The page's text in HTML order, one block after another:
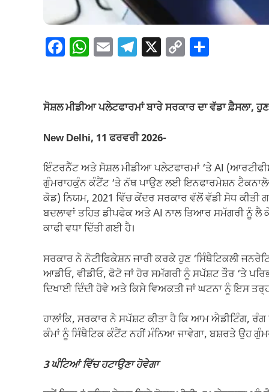
F
e
o
o
k
W
s
p
p
E T
gr
m
X C
y
k
e
ਸੋਸ਼ਲ ਮੀਡੀਆ ਪਲੇਟਫਾਰਮਾਂ ਬਾਰੇ ਸਰਕਾਰ ਦਾ ਵੱਡਾ ਫ਼ੈਸਲਾ,
New Delhi, 11 ਫਰਵਰੀ 2026-
ਇੰਟਰਨੈੱਟ ਅਤੇ ਸੋਸ਼ਲ ਮੀਡੀਆ ਪਲੇਟਫਾਰਮਾਂ ‘ਤੇ AI
ਗੁੰਮਰਾਹਕੁੰਨ ਕੰਟੈਂਟ ‘ਤੇ ਨੱਥ ਪਾਉਣ ਲਈ ਇਨਫਾਰਮੇਸ਼ਨ
ਕੋਡ) ਨਿਯਮ, 2021 ਵਿੱਚ ਕੇਂਦਰ ਸਰਕਾਰ ਵੱਲੋਂ ਵੱਡੀ ਸੋਧ ਕੀਤੀ
ਬਦਲਾਵਾਂ ਤਹਿਤ ਡੀਪਫੇਕ ਅਤੇ AI ਨਾਲ ਤਿਆਰ ਸਮੱਗਰੀ ਨੂੰ ਲੈ
ਕਾਫੀ ਵਧਾ ਦਿੱਤੀ ਗਈ ਹੈ।
ਸਰਕਾਰ ਨੇ ਨੋਟੀਫਿਕੇਸ਼ਨ ਜਾਰੀ ਕਰਕੇ ਹੁਣ ‘ਸਿੰਥੈਟਿਕਲੀ
ਆਡੀਓ, ਵੀਡੀਓ, ਫੋਟੋ ਜਾਂ ਹੋਰ ਸਮੱਗਰੀ ਨੂੰ ਸਪੱਸ਼ਟ ਤੌਰ ‘ਤੇ
ਦਿਖਾਈ ਦਿੰਦੀ ਹੋਵੇ ਅਤੇ ਕਿਸੇ ਵਿਅਕਤੀ ਜਾਂ ਘਟਨਾ ਨੂੰ ਇਸ
ਹਾਲਾਂਕਿ, ਸਰਕਾਰ ਨੇ ਸਪੱਸ਼ਟ ਕੀਤਾ ਹੈ ਕਿ ਆਮ ਐਡੀਟਿੰਗ,
ਕੰਮਾਂ ਨੂੰ ਸਿੰਥੈਟਿਕ ਕੰਟੈਂਟ ਨਹੀਂ ਮੰਨਿਆ ਜਾਵੇਗਾ, ਬਸ਼ਰਤੇ ਉਹ
3 ਘੰਟਿਆਂ ਵਿੱਚ ਹਟਾਉਣਾ ਹੋਵੇਗਾ